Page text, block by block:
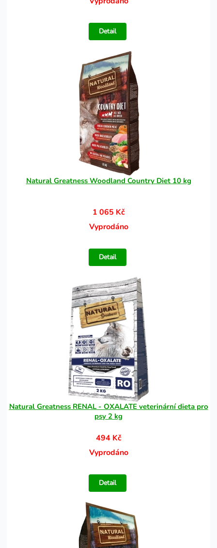
Detail
Natural Greatness Woodland Country Diet 10 kg
1 065 Kč
Vyprodáno
Detail
Natural Greatness RENAL - OXALATE veterinární dieta pro
psy 2 kg
494 Kč
Vyprodáno
Detail